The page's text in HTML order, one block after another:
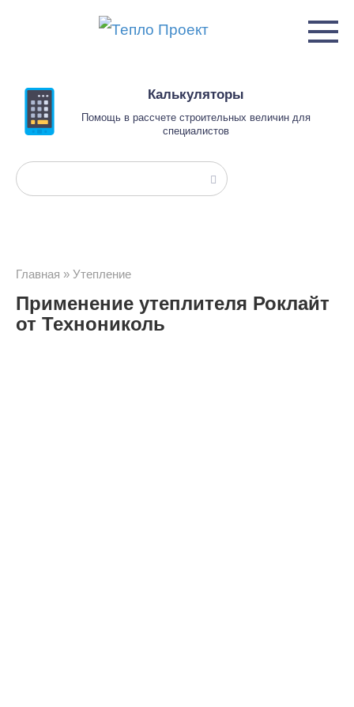
Калькуляторы
Помощь в рассчете строительных величин для
специалистов
Поиск:
Главная » Утепление
Применение утеплителя Роклайт
от Технониколь